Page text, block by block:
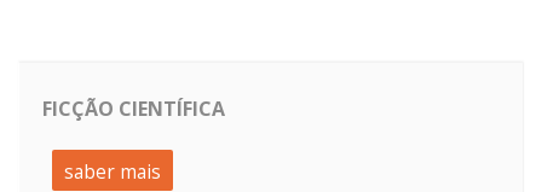
FICÇÃO CIENTÍFICA
saber mais